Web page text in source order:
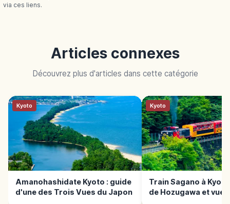
via ces liens.
Articles connexes
Découvrez plus d'articles dans cette catégorie
Kyoto
Amanohashidate Kyoto : guide
d'une des Trois Vues du Japon
Kyoto
Train Sagano à
de Hozugawa et vues